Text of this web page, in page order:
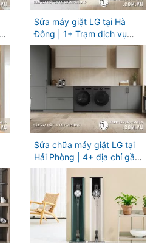
Sửa máy giặt LG tại Hà
Đông | 1+ Trạm dịch vụ
gần đây
Sửa chữa máy giặt LG tại
Hải Phòng | 4+ địa chỉ gần
bạn